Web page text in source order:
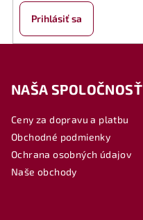
Prihlásiť sa
NAŠA SPOLOČNOSŤ
Ceny za dopravu a platbu
Obchodné podmienky
Ochrana osobných údajov
Naše obchody